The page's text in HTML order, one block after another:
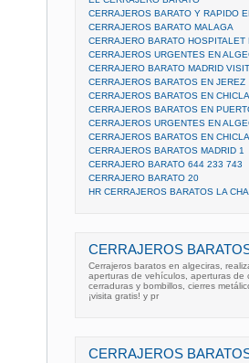
CERRAJEROS BARATO Y RAPIDO
CERRAJEROS BARATO MALAGA
CERRAJERO BARATO HOSPITALET
CERRAJEROS URGENTES EN
CERRAJERO BARATO MADRID
CERRAJEROS BARATOS EN JEREZ
CERRAJEROS BARATOS EN
CERRAJEROS BARATOS EN
CERRAJEROS URGENTES EN
CERRAJEROS BARATOS EN
CERRAJEROS BARATOS MADRID 1
CERRAJERO BARATO 644 233 743
CERRAJERO BARATO 20
HR CERRAJEROS BARATOS LA
CERRAJEROS
Cerrajeros baratos en algeciras,
aperturas de vehículos, aperturas de
cerraduras y bombillos, cierres
¡visita gratis! y pr
CERRAJEROS